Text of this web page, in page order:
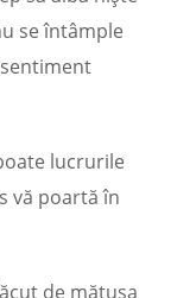
se întâmple
lucrurile
vă poartă în
de mătușa